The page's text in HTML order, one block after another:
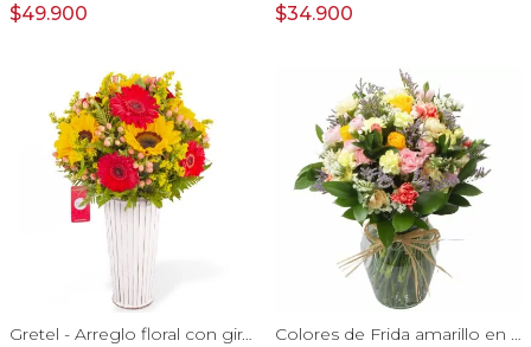
$49.900 $34.900
Gretel - Arreglo floral con girasoles, gerberas e hypericum Colores de Frida amarillo en florero - Ánfora con rosas, claveles, estate y limonium